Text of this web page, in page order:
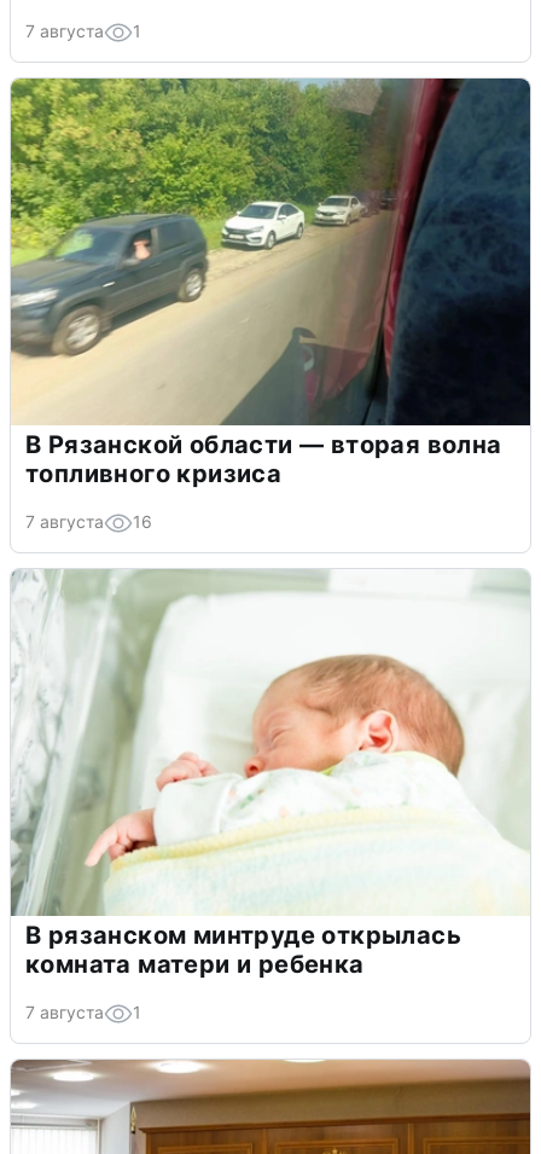
7 августа 1
В Рязанской области — вторая волна
топливного кризиса
7 августа 16
В рязанском минтруде открылась
комната матери и ребенка
7 августа 1